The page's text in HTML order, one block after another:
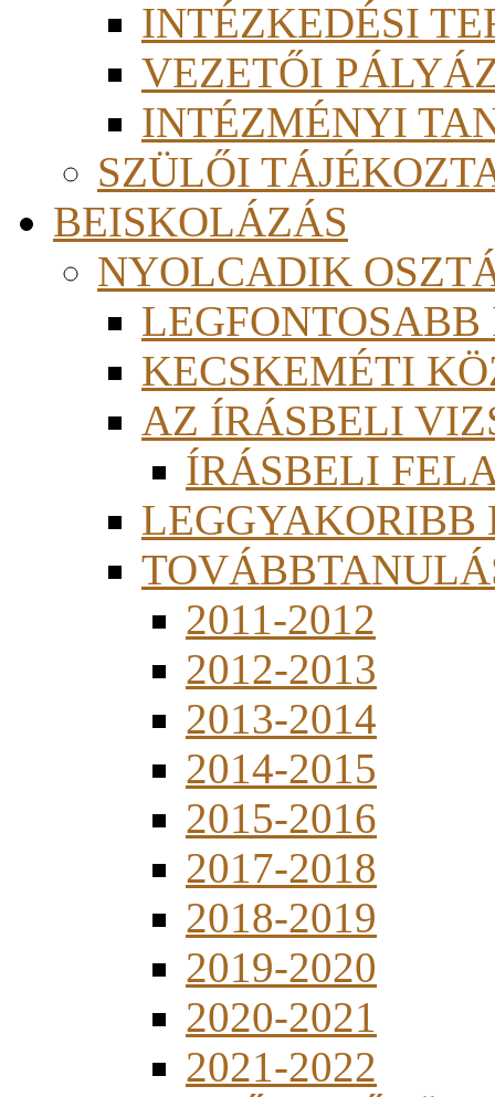
INTÉZKEDÉSI
VEZETŐI
INTÉZMÉNYI
SZÜLŐI
BEISKOLÁZÁS
NYOLCADIK
KECSKEMÉTI
AZ ÍRÁSBELI
ÍRÁSBELI
LEGGYAKORIBB
2011-2012
2012-2013
2013-2014
2014-2015
2015-2016
2017-2018
2018-2019
2019-2020
2020-2021
2021-2022